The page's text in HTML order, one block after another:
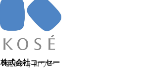
株式会社コーセー
225フォロワー